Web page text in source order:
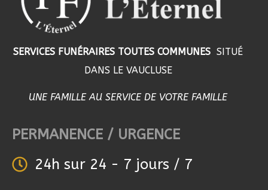
SERVICES FUNÉRAIRES TOUTES COMMUNES SITUÉ
DANS LE VAUCLUSE
UNE FAMILLE AU SERVICE DE VOTRE FAMILLE
PERMANENCE / URGENCE
24h sur 24 - 7 jours / 7